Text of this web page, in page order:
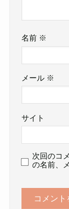
名前 ※
メール ※
サイト
次回のコ
の名前、